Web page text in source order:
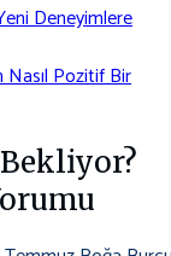
Deneyimlere
Nasıl Pozitif Bir